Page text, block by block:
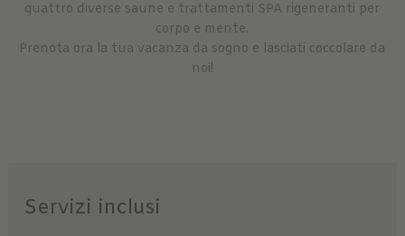
quattro diverse saune e trattamenti SPA rigeneranti per
corpo e mente.
Prenota ora la tua vacanza da sogno e lasciati coccolare da
noi!
Servizi inclusi